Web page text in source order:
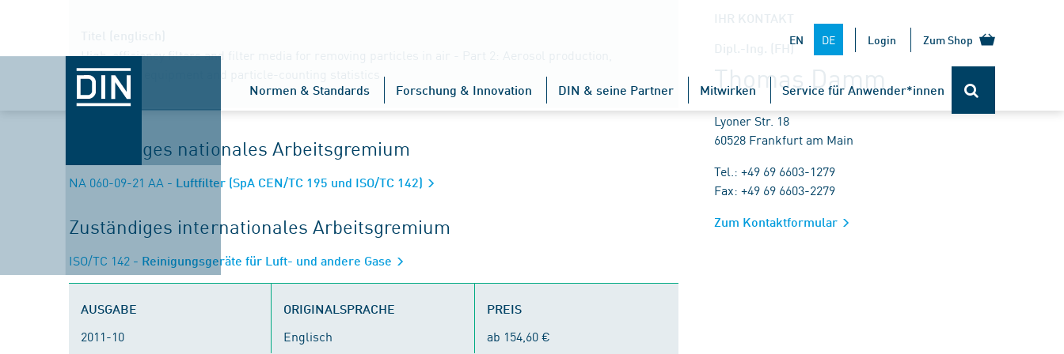
EN DE Login Zum Shop
Normen & Standards Forschung & Innovation DIN & seine Partner Mitwirken Service für Anwender*innen
High-efficiency filters and filter media for removing particles in air - Part 2: Aerosol production,
measuring equipment and particle-counting statistics
Zuständiges nationales Arbeitsgremium
NA 060-09-21 AA - Luftfilter (SpA CEN/TC 195 und ISO/TC 142)
Zuständiges internationales Arbeitsgremium
ISO/TC 142 - Reinigungsgeräte für Luft- und andere Gase
AUSGABE
2011-10
ORIGINALSPRACHE
Englisch
PREIS
ab 154,60 €
IHR KONTAKT
Dipl.-Ing. (FH)
Thomas Damm
Lyoner Str. 18
60528 Frankfurt am Main
Tel.: +49 69 6603-1279
Fax: +49 69 6603-2279
Zum Kontaktformular